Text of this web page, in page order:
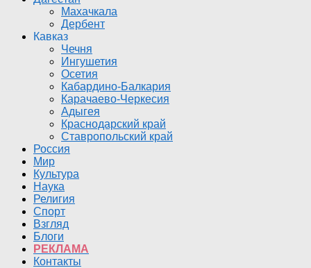
Махачкала
Дербент
Кавказ
Чечня
Ингушетия
Осетия
Кабардино-Балкария
Карачаево-Черкесия
Адыгея
Краснодарский край
Ставропольский край
Россия
Мир
Культура
Наука
Религия
Спорт
Взгляд
Блоги
РЕКЛАМА
Контакты